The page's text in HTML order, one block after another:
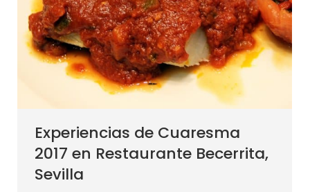
Experiencias de Cuaresma
2017 en Restaurante Becerrita,
Sevilla